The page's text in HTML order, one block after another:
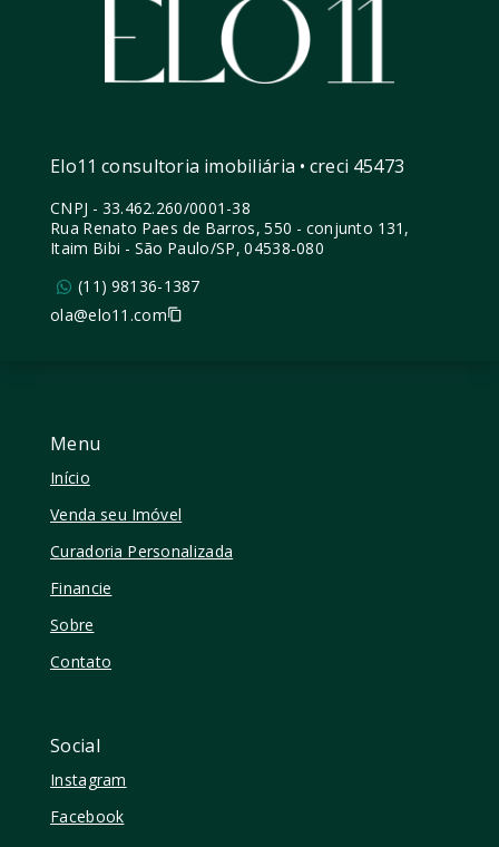
Menu
Início
Venda seu Imóvel
Curadoria Personalizada
Financie
Sobre
Contato
Social
Instagram
Facebook
Elo11 consultoria imobiliária • creci 45473
CNPJ - 33.462.260/0001-38
Rua Renato Paes de Barros, 550 - conjunto 131,
Itaim Bibi - São Paulo/SP, 04538-080
(11) 98136-1387
ola@elo11.com